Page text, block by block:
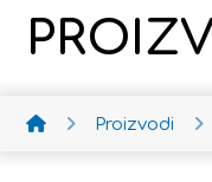
Proizvodi